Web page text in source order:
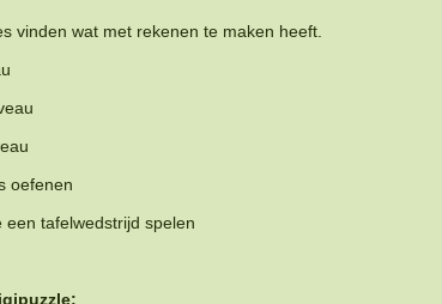
vinden wat met rekenen te maken heeft.
oefenen
een tafelwedstrijd spelen